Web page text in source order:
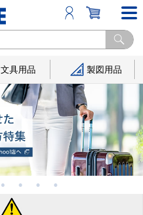
文具用品 製図用品